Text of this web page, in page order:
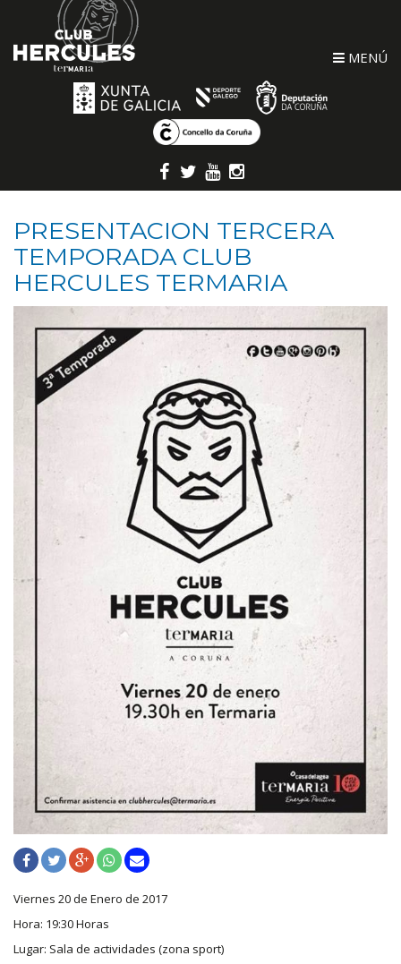
MENÚ
PRESENTACION TERCERA
TEMPORADA CLUB
HERCULES TERMARIA
Viernes 20 de Enero de 2017
Hora: 19:30 Horas
Lugar: Sala de actividades (zona sport)